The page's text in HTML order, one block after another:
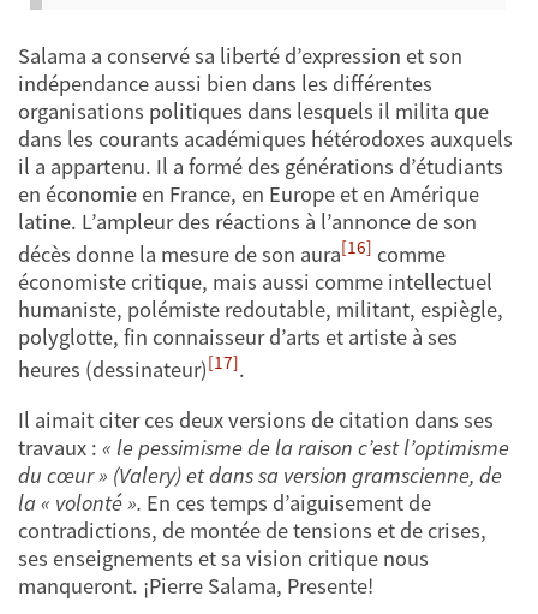
Salama a conservé sa liberté d’expression et son
indépendance aussi bien dans les différentes
organisations politiques dans lesquels il milita que
dans les courants académiques hétérodoxes auxquels
il a appartenu. Il a formé des générations d’étudiants
en économie en France, en Europe et en Amérique
latine. L’ampleur des réactions à l’annonce de son
décès donne la mesure de son aura[16] comme
économiste critique, mais aussi comme intellectuel
humaniste, polémiste redoutable, militant, espiègle,
polyglotte, fin connaisseur d’arts et artiste à ses
heures (dessinateur)[17].
Il aimait citer ces deux versions de citation dans ses
travaux : « le pessimisme de la raison c’est l’optimisme
du cœur » (Valery) et dans sa version gramscienne, de
la « volonté ». En ces temps d’aiguisement de
contradictions, de montée de tensions et de crises,
ses enseignements et sa vision critique nous
manqueront. ¡Pierre Salama, Presente!